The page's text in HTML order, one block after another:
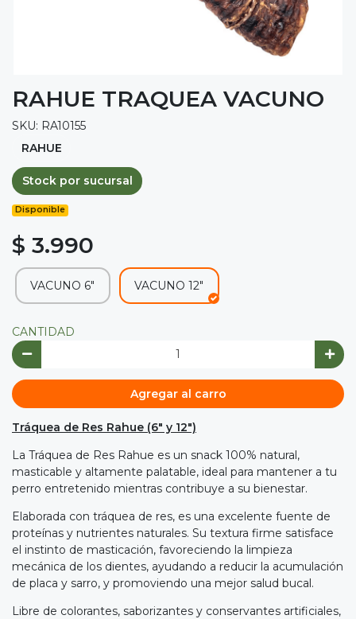
RAHUE TRAQUEA VACUNO
SKU: RA10155
RAHUE
Stock por sucursal
Disponible
$ 3.990
VACUNO 6" VACUNO 12"
CANTIDAD
Agregar al carro
Tráquea de Res Rahue (6" y 12")
La Tráquea de Res Rahue es un snack 100% natural,
masticable y altamente palatable, ideal para mantener a tu
perro entretenido mientras contribuye a su bienestar.
Elaborada con tráquea de res, es una excelente fuente de
proteínas y nutrientes naturales. Su textura firme satisface
el instinto de masticación, favoreciendo la limpieza
mecánica de los dientes, ayudando a reducir la acumulación
de placa y sarro, y promoviendo una mejor salud bucal.
Libre de colorantes, saborizantes y conservantes artificiales,